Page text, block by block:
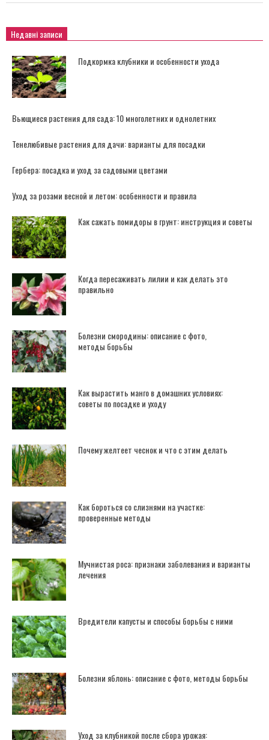
Недавні записи
Подкормка клубники и особенности ухода
Вьющиеся растения для сада: 10 многолетних и однолетних
Тенелюбивые растения для дачи: варианты для посадки
Гербера: посадка и уход за садовыми цветами
Уход за розами весной и летом: особенности и правила
Как сажать помидоры в грунт: инструкция и советы
Когда пересаживать лилии и как делать это
правильно
Болезни смородины: описание с фото,
методы борьбы
Как вырастить манго в домашних условиях:
советы по посадке и уходу
Почему желтеет чеснок и что с этим делать
Как бороться со слизнями на участке:
проверенные методы
Мучнистая роса: признаки заболевания и варианты
лечения
Вредители капусты и способы борьбы с ними
Болезни яблонь: описание с фото, методы борьбы
Уход за клубникой после сбора урожая: